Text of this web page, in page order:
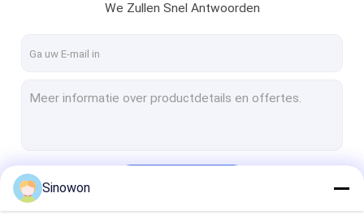
Video meetsystemen
Optische microscopen
We Zullen Snel Antwoorden
Sinowon